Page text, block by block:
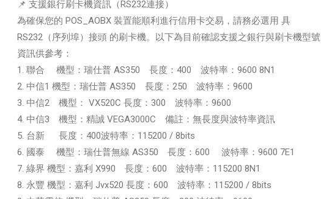
📌 支援銀行刷卡機資訊（RS232連接）
為確保您的 POS_AOBX 裝置能順利進行信用卡交易，請務必選用 具
RS232（序列埠）接頭 的刷卡機。以下為目前確認支援之銀行與刷卡機型號
資訊供參考：
1. 聯合 機型：瑞仕普 AS350 長度：400 波特率：9600 8N1
2. 中信1 機型：瑞仕普 AS350 長度：250 波特率：9600
3. 中信2 機型： VX520C 長度：300 波特率：9600
4. 中信3 機型：精誠 VEGA3000C 備註：無長度與波特率資訊
5. 台新 長度：400波特率：115200 / 8bits
6. 國泰 機型：瑞仕普無線 AS350 長度：600 波特率：9600 7E1
7. 綠界 機型：嘉利 X990 長度：600 波特率：115200 8N1
8. 永豐 機型：嘉利 Jvx520 長度：600 波特率：115200 / 8bits